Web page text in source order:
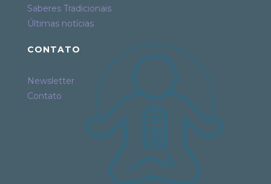
Saberes Tradicionais
Últimas notícias
CONTATO
Newsletter
Contato